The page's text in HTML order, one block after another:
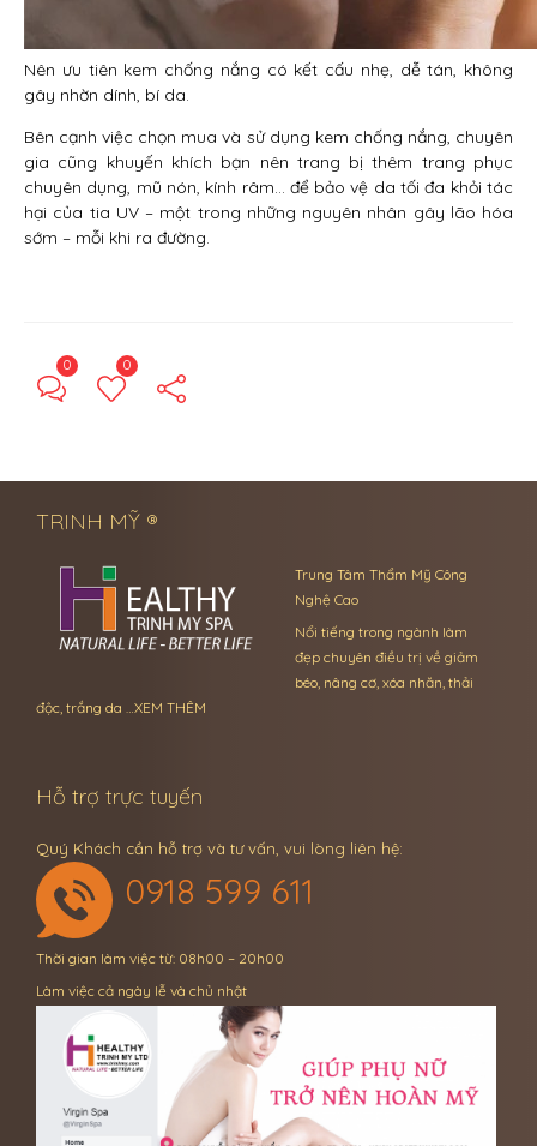
Nên ưu tiên kem chống nắng có kết cấu nhẹ, dễ tán, không
gây nhờn dính, bí da.
Bên cạnh việc chọn mua và sử dụng kem chống nắng, chuyên
gia cũng khuyến khích bạn nên trang bị thêm trang phục
chuyên dụng, mũ nón, kính râm… để bảo vệ da tối đa khỏi tác
hại của tia UV – một trong những nguyên nhân gây lão hóa
sớm – mỗi khi ra đường.
0 0
TRINH MỸ ®
Trung Tâm Thẩm Mỹ Công
Nghệ Cao
Nổi tiếng trong ngành làm
đẹp chuyên điều trị về giảm
béo, nâng cơ, xóa nhăn, thải
độc, trắng da …XEM THÊM
Hỗ trợ trực tuyến
Quý Khách cần hỗ trợ và tư vấn, vui lòng liên hệ:
0918 599 611
Thời gian làm việc từ: 08h00 – 20h00
Làm việc cả ngày lễ và chủ nhật